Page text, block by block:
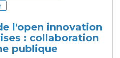
l'open innovation
: collaboration
publique